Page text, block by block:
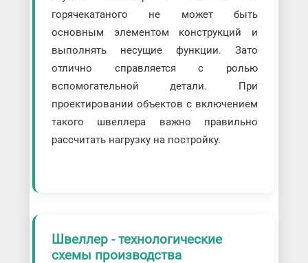
горячекатаного не может быть
основным элементом конструкций и
выполнять несущие функции. Зато
отлично справляется с ролью
вспомогательной детали. При
проектировании объектов с включением
такого швеллера важно правильно
рассчитать нагрузку на постройку.
Швеллер - технологические
схемы производства